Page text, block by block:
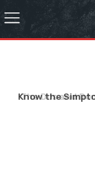
Know the